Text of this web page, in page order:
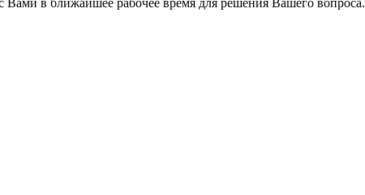
в ближайшее рабочее время для решения Вашего вопроса.